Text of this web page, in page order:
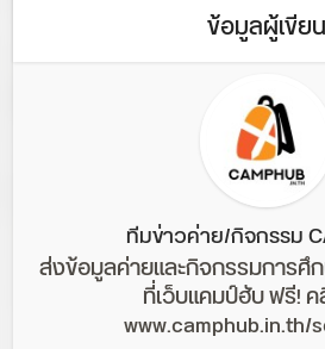
ข้อมูลผู้เขียน
ทีมข่าวค่าย/กิจกรรม
ส่งข้อมูลค่ายและกิจกรรมการศึ
ที่เว็บแคมป์ฮับ ฟรี!
www.camphub.in.th/